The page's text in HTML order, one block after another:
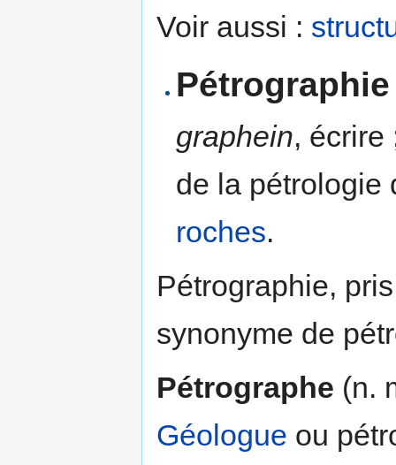
Voir aussi :
Pétrographie
graphein,
de la pétrologie
roches.
Pétrographie,
synonyme de
Pétrographe (n.
Géologue ou